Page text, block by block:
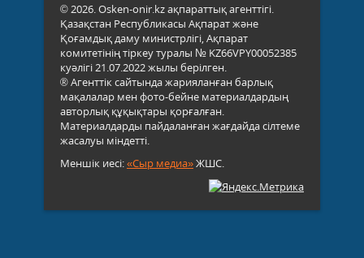
© 2026. Osken-onir.kz ақпараттық агенттігі.
Қазақстан Республикасы Ақпарат және
Қоғамдық даму министрлігі, Ақпарат
комитетінің тіркеу туралы № KZ66VPY00052385
куәлігі 21.07.2022 жылы берілген.
® Агенттік сайтында жарияланған барлық
мақалалар мен фото-бейне материалдардың
авторлық құқықтары қорғалған.
Материалдарды пайдаланған жағдайда сілтеме
жасалуы міндетті.
Меншік иесі:«Сыр медиа»ЖШС.